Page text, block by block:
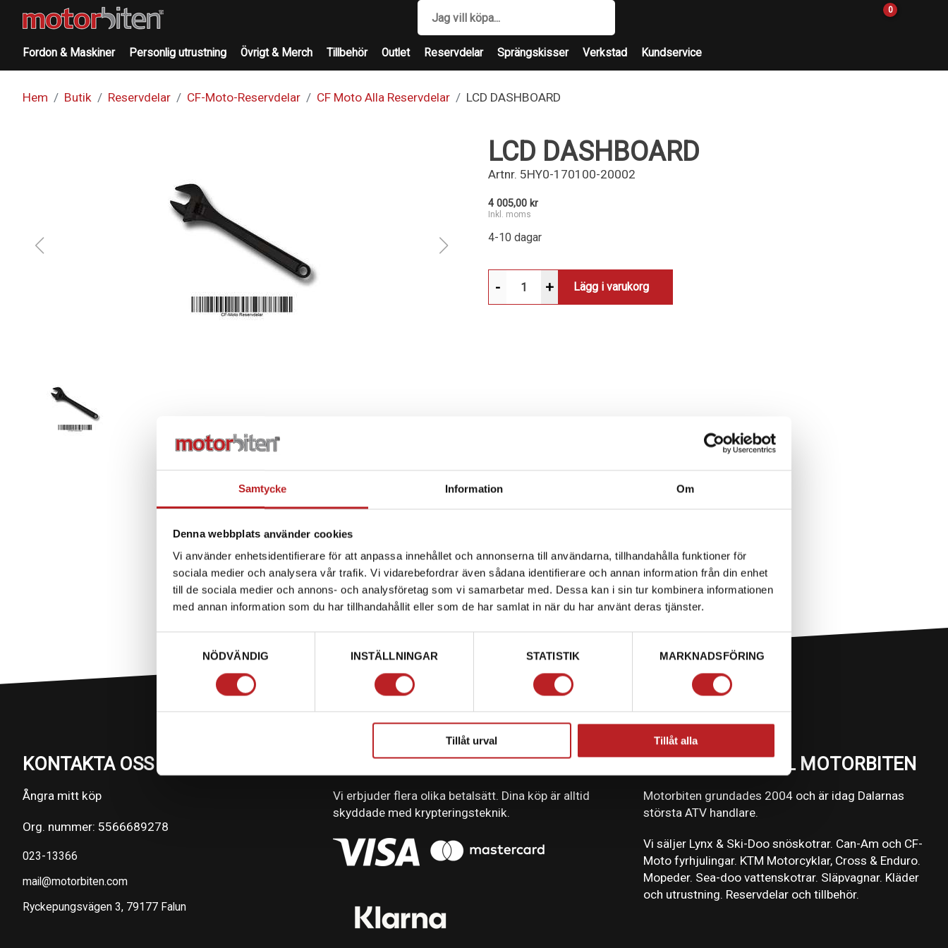
Samtycke Information Om
Denna webbplats använder cookies
Vi använder enhetsidentifierare för att anpassa innehållet och annonserna till användarna, tillhandahålla funktioner för
sociala medier och analysera vår trafik. Vi vidarebefordrar även sådana identifierare och annan information från din enhet
till de sociala medier och annons- och analysföretag som vi samarbetar med. Dessa kan i sin tur kombinera informationen
med annan information som du har tillhandahållit eller som de har samlat in när du har använt deras tjänster.
NÖDVÄNDIG
INSTÄLLNINGAR STATISTIK MARKNADSFÖRING
Tillåt urval Tillåt alla
0
Fordon & Maskiner Personlig utrustning Övrigt & Merch Tillbehör Outlet Reservdelar Sprängskisser Verkstad Kundservice
Hem Butik Reservdelar CF-Moto-Reservdelar CF Moto Alla Reservdelar LCD DASHBOARD
LCD DASHBOARD
Artnr. 5HY0-170100-20002
4 005,00 kr
Inkl. moms
4-10 dagar
- + Lägg i varukorg
KONTAKTA OSS PÅ MOTORBITEN
Ångra mitt köp
Org. nummer: 5566689278
023-13366
mail@motorbiten.com
Ryckepungsvägen 3, 79177 Falun
BETALNING
Vi erbjuder flera olika betalsätt. Dina köp är alltid
skyddade med krypteringsteknik.
VÄLKOMMEN TILL MOTORBITEN
Motorbiten grundades 2004 och är idag Dalarnas
största ATV handlare.
Vi säljer Lynx & Ski-Doo snöskotrar. Can-Am och CF-
Moto fyrhjulingar. KTM Motorcyklar, Cross & Enduro.
Mopeder. Sea-doo vattenskotrar. Släpvagnar. Kläder
och utrustning. Reservdelar och tillbehör.